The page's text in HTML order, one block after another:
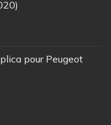
pour Peugeot